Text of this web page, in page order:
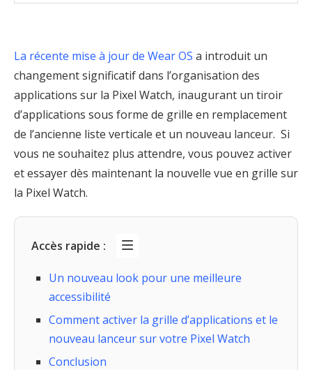
La récente mise à jour de Wear OS a introduit un
changement significatif dans l’organisation des
applications sur la Pixel Watch, inaugurant un tiroir
d’applications sous forme de grille en remplacement
de l’ancienne liste verticale et un nouveau lanceur. Si
vous ne souhaitez plus attendre, vous pouvez activer
et essayer dès maintenant la nouvelle vue en grille sur
la Pixel Watch.
Accès rapide :
Un nouveau look pour une meilleure
accessibilité
Comment activer la grille d’applications et le
nouveau lanceur sur votre Pixel Watch
Conclusion